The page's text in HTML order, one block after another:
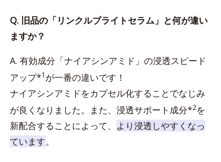
Q. 旧品の「リンクルブライトセラム」と何が違い
ますか？
A. 有効成分「ナイアシンアミド」の浸透スピード
アップ*1 が一番の違いです！
ナイアシンアミドをカプセル化することでなじみ
が良くなりました。また、浸透サポート成分*2を
新配合することによって、 より浸透しやすくなっ
ています。